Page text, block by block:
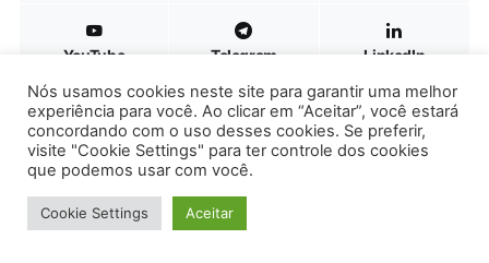
YouTube
inscritos
Telegram
pessoas
LinkedIn
Nós usamos cookies neste site para garantir uma melhor
experiência para você. Ao clicar em “Aceitar”, você estará
concordando com o uso desses cookies. Se preferir,
visite "Cookie Settings" para ter controle dos cookies
que podemos usar com você.
Cookie Settings Aceitar